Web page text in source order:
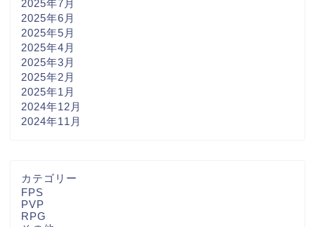
2025年7月
2025年6月
2025年5月
2025年4月
2025年3月
2025年2月
2025年1月
2024年12月
2024年11月
カテゴリー
FPS
PVP
RPG